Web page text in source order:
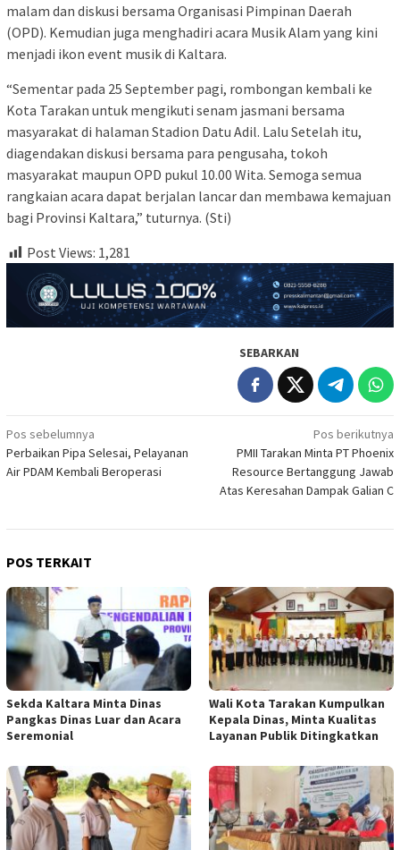
malam dan diskusi bersama Organisasi Pimpinan Daerah
(OPD). Kemudian juga menghadiri acara Musik Alam yang kini
menjadi ikon event musik di Kaltara.
“Sementar pada 25 September pagi, rombongan kembali ke
Kota Tarakan untuk mengikuti senam jasmani bersama
masyarakat di halaman Stadion Datu Adil. Lalu Setelah itu,
diagendakan diskusi bersama para pengusaha, tokoh
masyarakat maupun OPD pukul 10.00 Wita. Semoga semua
rangkaian acara dapat berjalan lancar dan membawa kemajuan
bagi Provinsi Kaltara,” tuturnya. (Sti)
Post Views: 1,281
SEBARKAN
Navigasi
pos
Pos sebelumnya
Perbaikan Pipa Selesai, Pelayanan
Air PDAM Kembali Beroperasi
Pos berikutnya
PMII Tarakan Minta PT Phoenix
Resource Bertanggung Jawab
Atas Keresahan Dampak Galian C
POS TERKAIT
Sekda Kaltara Minta Dinas
Pangkas Dinas Luar dan Acara
Seremonial
Wali Kota Tarakan Kumpulkan
Kepala Dinas, Minta Kualitas
Layanan Publik Ditingkatkan